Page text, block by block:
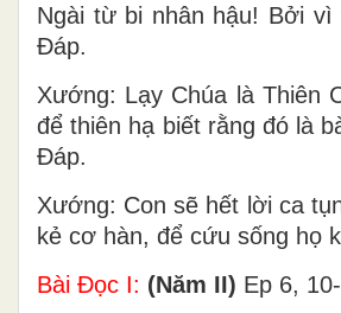
Ngài từ bi nhân hậu! Bởi
Ðáp.
Xướng: Lạy Chúa là Thiên
để thiên hạ biết rằng đó là
Ðáp.
Xướng: Con sẽ hết lời ca
kẻ cơ hàn, để cứu sống họ
Bài Ðọc I: (Năm II) Ep 6,